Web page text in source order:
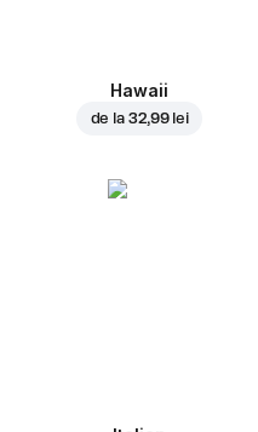
Hawaii
de la 32,99 lei